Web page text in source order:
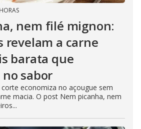
nem filé mignon:
revelam a carne
barata que
sabor
economiza no açougue sem
macia. O post Nem picanha, nem